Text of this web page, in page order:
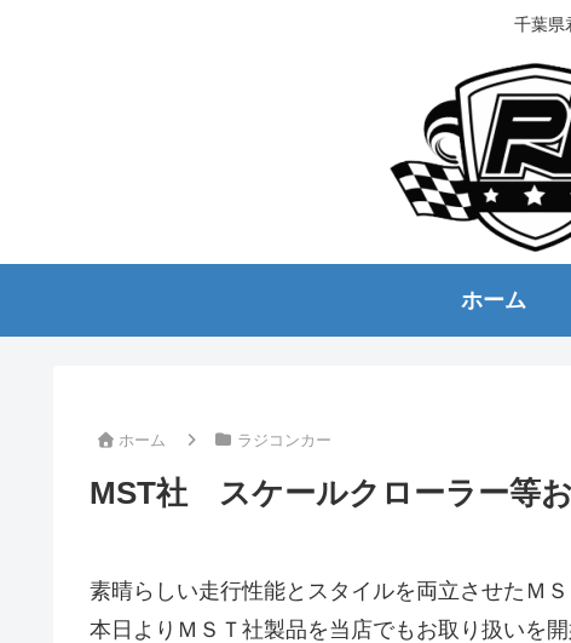
千葉県
ホーム
ホーム ラジコンカー
MST社 スケールクローラー等お
素晴らしい走行性能とスタイルを両立させたＭ
本日よりＭＳＴ社製品を当店でもお取り扱いを開